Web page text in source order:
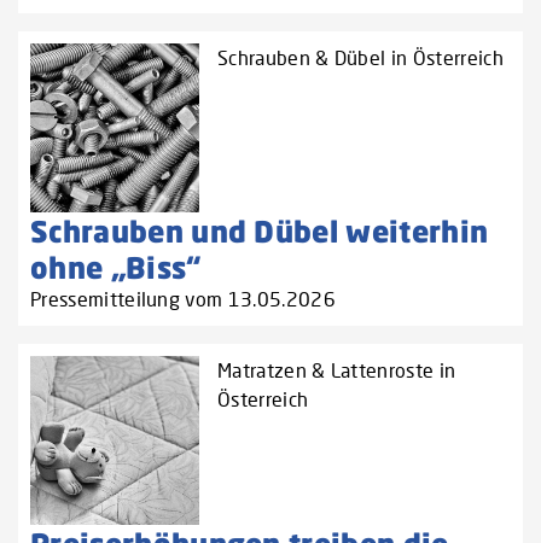
Schrauben & Dübel in Österreich
Schrauben und Dübel weiterhin
ohne „Biss“
Pressemitteilung vom 13.05.2026
Matratzen & Lattenroste in
Österreich